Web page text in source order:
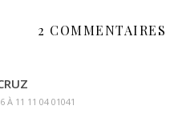
2 COMMENTAIRES
À 11 11 04 01041